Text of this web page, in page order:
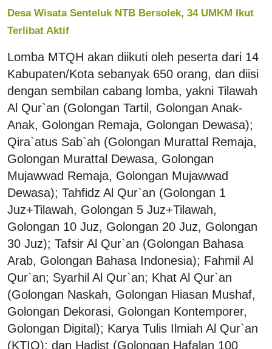
Desa Wisata Senteluk NTB Bersolek, 34 UMKM Ikut
Terlibat Aktif
Lomba MTQH akan diikuti oleh peserta dari 14
Kabupaten/Kota sebanyak 650 orang, dan diisi
dengan sembilan cabang lomba, yakni Tilawah
Al Qur`an (Golongan Tartil, Golongan Anak-
Anak, Golongan Remaja, Golongan Dewasa);
Qira`atus Sab`ah (Golongan Murattal Remaja,
Golongan Murattal Dewasa, Golongan
Mujawwad Remaja, Golongan Mujawwad
Dewasa); Tahfidz Al Qur`an (Golongan 1
Juz+Tilawah, Golongan 5 Juz+Tilawah,
Golongan 10 Juz, Golongan 20 Juz, Golongan
30 Juz); Tafsir Al Qur`an (Golongan Bahasa
Arab, Golongan Bahasa Indonesia); Fahmil Al
Qur`an; Syarhil Al Qur`an; Khat Al Qur`an
(Golongan Naskah, Golongan Hiasan Mushaf,
Golongan Dekorasi, Golongan Kontemporer,
Golongan Digital); Karya Tulis Ilmiah Al Qur`an
(KTIQ); dan Hadist (Golongan Hafalan 100